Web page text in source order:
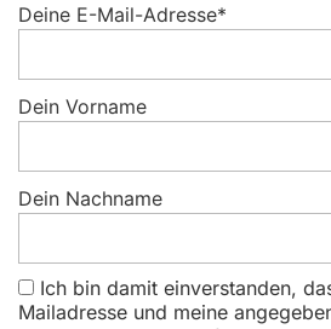
Deine E-Mail-Adresse*
Dein Vorname
Dein Nachname
Ich bin damit einverstanden,
Mailadresse und meine